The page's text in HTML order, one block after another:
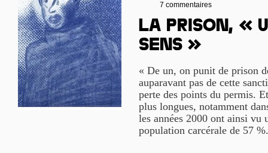
7 commentaires
La prison, «
sens »
« De un, on punit de prison
auparavant pas de cette
perte des points du permis.
plus longues, notamment
les années 2000 ont ainsi vu
population carcérale de 57